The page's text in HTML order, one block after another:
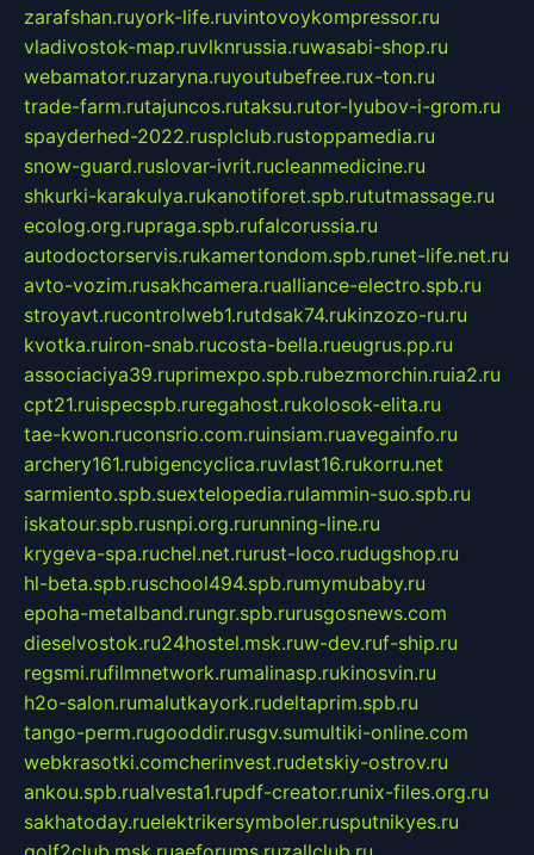
zarafshan.ruyork-life.ruvintovoykompressor.ru
vladivostok-map.ruvlknrussia.ruwasabi-shop.ru
webamator.ruzaryna.ruyoutubefree.rux-ton.ru
trade-farm.rutajuncos.rutaksu.rutor-lyubov-i-grom.ru
spayderhed-2022.rusplclub.rustoppamedia.ru
snow-guard.ruslovar-ivrit.rucleanmedicine.ru
shkurki-karakulya.rukanotiforet.spb.rututmassage.ru
ecolog.org.rupraga.spb.rufalcorussia.ru
autodoctorservis.rukamertondom.spb.runet-life.net.ru
avto-vozim.rusakhcamera.rualliance-electro.spb.ru
stroyavt.rucontrolweb1.rutdsak74.rukinzozo-ru.ru
kvotka.ruiron-snab.rucosta-bella.rueugrus.pp.ru
associaciya39.ruprimexpo.spb.rubezmorchin.ruia2.ru
cpt21.ruispecspb.ruregahost.rukolosok-elita.ru
tae-kwon.ruconsrio.com.ruinsiam.ruavegainfo.ru
archery161.rubigencyclica.ruvlast16.rukorru.net
sarmiento.spb.suextelopedia.rulammin-suo.spb.ru
iskatour.spb.rusnpi.org.rurunning-line.ru
krygeva-spa.ruchel.net.rurust-loco.rudugshop.ru
hl-beta.spb.ruschool494.spb.rumymubaby.ru
epoha-metalband.rungr.spb.rurusgosnews.com
dieselvostok.ru24hostel.msk.ruw-dev.ruf-ship.ru
regsmi.rufilmnetwork.rumalinasp.rukinosvin.ru
h2o-salon.rumalutkayork.rudeltaprim.spb.ru
tango-perm.rugooddir.rusgv.sumultiki-online.com
webkrasotki.comcherinvest.rudetskiy-ostrov.ru
ankou.spb.rualvesta1.rupdf-creator.runix-files.org.ru
sakhatoday.ruelektrikersymboler.rusputnikyes.ru